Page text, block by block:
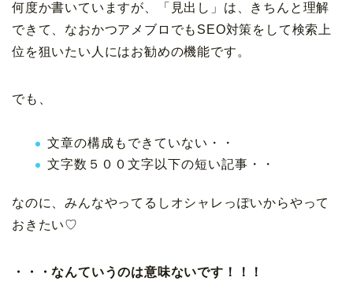
何度か書いていますが、「見出し」は、きちんと理解
できて、なおかつアメブロでもSEO対策をして検索上
位を狙いたい人にはお勧めの機能です。
でも、
文章の構成もできていない・・
文字数５００文字以下の短い記事・・
なのに、みんなやってるしオシャレっぽいからやって
おきたい♡
・・・なんていうのは意味ないです！！！